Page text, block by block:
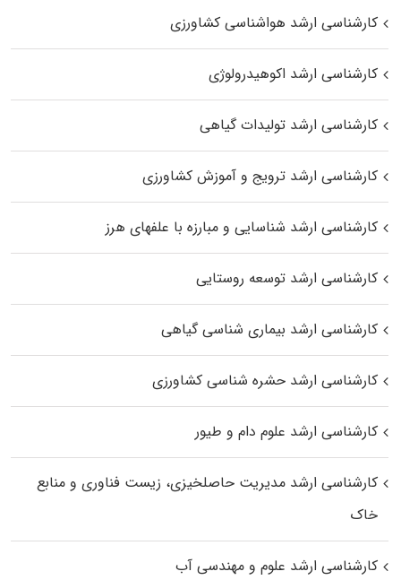
کارشناسی ارشد هواشناسی کشاورزی
کارشناسی ارشد اکوهیدرولوژی
کارشناسی ارشد تولیدات گیاهی
کارشناسی ارشد ترویج و آموزش کشاورزی
کارشناسی ارشد شناسایی و مبارزه با علفهای هرز
کارشناسی ارشد توسعه روستایی
کارشناسی ارشد بیماری‌ شناسی گیاهی
کارشناسی ارشد حشره‌ شناسی کشاورزی
کارشناسی ارشد علوم دام و طیور
کارشناسی ارشد مدیریت حاصلخیزی، زیست فناوری و منابع
خاک
کارشناسی ارشد علوم و مهندسی آب